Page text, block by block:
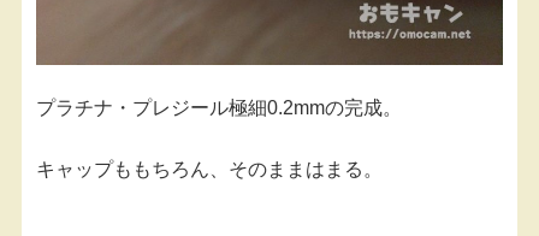
プラチナ・プレジール極細0.2mmの完成。
キャップももちろん、そのままはまる。